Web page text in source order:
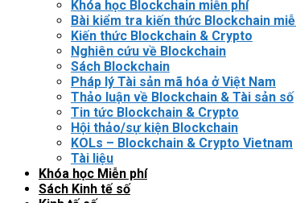
Khóa học Blockchain miễn phí
Bài kiểm tra kiến thức Blockchain
Kiến thức Blockchain & Crypto
Nghiên cứu về Blockchain
Sách Blockchain
Pháp lý Tài sản mã hóa ở Việt Nam
Thảo luận về Blockchain & Tài sản số
Tin tức Blockchain & Crypto
Hội thảo/sự kiện Blockchain
KOLs – Blockchain & Crypto Vietnam
Tài liệu
Khóa học Miễn phí
Sách Kinh tế số